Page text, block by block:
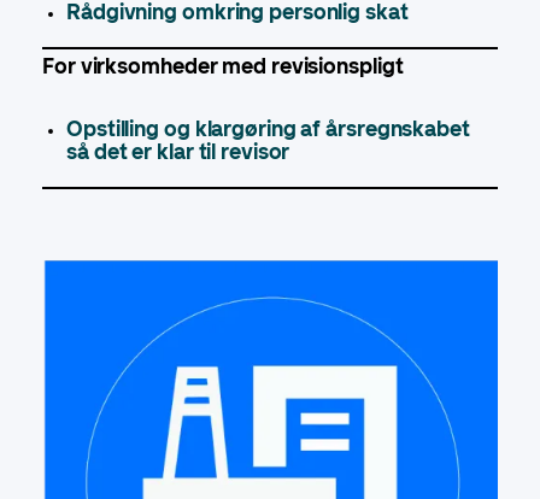
Rådgivning omkring personlig skat
For virksomheder med revisionspligt
Opstilling og klargøring af årsregnskabet
så det er klar til revisor